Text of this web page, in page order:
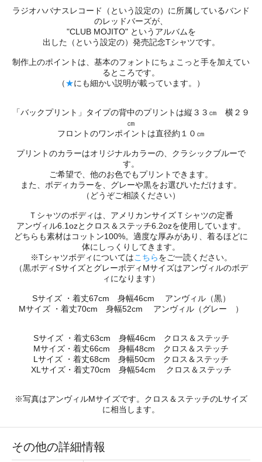
ラジオハバナスレコード（という設定の）に所属しているバンド
のレッドバーズが、
"CLUB MOJITO" というアルバムを
出した（という設定の）発売記念Tシャツです。
制作上のポイントは、基本のフォントにちょこっと手を加えてい
るところです。
（★にも細かい説明が載っています。）
「バックプリント」タイプの背中のプリントは縦３３㎝ 横２９
㎝
フロントのワンポイントは直径約１０㎝
プリントのカラーはオリジナルカラーの、クラシックブルーで
す。
ご希望で、他のお色でもプリントできます。
また、ボディカラーを、グレーや黒をお選びいただけます。
（どうぞご相談ください）
Ｔシャツのボディは、アメリカンサイズＴシャツの定番
アンヴィル6.1ozとクロス＆ステッチ6.2ozを使用しています。
どちらも素材はコットン100%。適度な厚みがあり、着るほどに
体にしっくりしてきます。
※Tシャツボディについてはこちらをご一読ください。
（黒ボディSサイズとグレーボディMサイズはアンヴィルのボデ
ィになります）
Sサイズ ・着丈67cm 身幅46cm アンヴィル（黒）
Mサイズ ・着丈70cm 身幅52cm アンヴィル（グレー ）
Sサイズ ・着丈63cm 身幅46cm クロス＆ステッチ
Mサイズ・着丈66cm 身幅48cm クロス＆ステッチ
Lサイズ ・着丈68cm 身幅50cm クロス＆ステッチ
XLサイズ・着丈70cm 身幅54cm クロス＆ステッチ
※写真はアンヴィルMサイズです。クロス＆ステッチのLサイズ
に相当します。
その他の詳細情報